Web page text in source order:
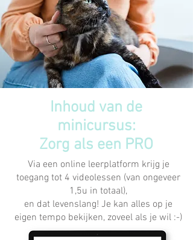
Inhoud van de
minicursus:
Zorg als een PRO
Via een online leerplatform krijg je
toegang tot 4 videolessen (van ongeveer
1,5u in totaal),
en dat levenslang! Je kan alles op je
eigen tempo bekijken, zoveel als je wil :-)